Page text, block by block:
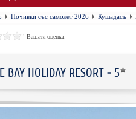
Почивки със самолет 2026 Кушадасъ
Вашата оценка
BAY HOLIDAY RESORT - 5